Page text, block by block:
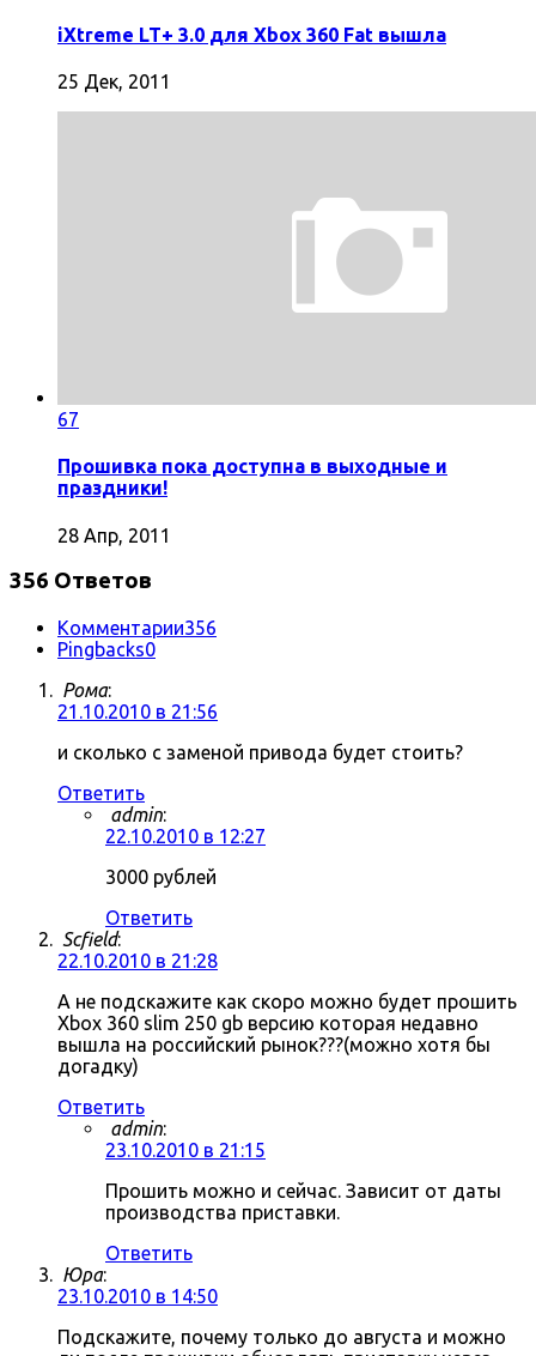
iXtreme LT+ 3.0 для Xbox 360 Fat вышла
25 Дек, 2011
67
Прошивка пока доступна в выходные и
праздники!
28 Апр, 2011
356 Ответов
Комментарии356
Pingbacks0
Рома:
21.10.2010 в 21:56
и сколько с заменой привода будет стоить?
Ответить
admin:
22.10.2010 в 12:27
3000 рублей
Ответить
Scfield:
22.10.2010 в 21:28
А не подскажите как скоро можно будет прошить
Xbox 360 slim 250 gb версию которая недавно
вышла на российский рынок???(можно хотя бы
догадку)
Ответить
admin:
23.10.2010 в 21:15
Прошить можно и сейчас. Зависит от даты
производства приставки.
Ответить
Юра:
23.10.2010 в 14:50
Подскажите, почему только до августа и можно